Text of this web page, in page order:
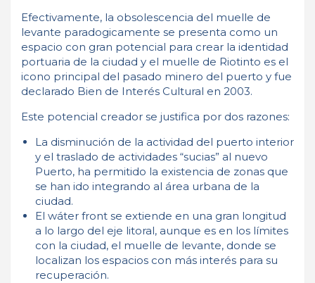
Efectivamente, la obsolescencia del muelle de
levante paradogicamente se presenta como un
espacio con gran potencial para crear la identidad
portuaria de la ciudad y el muelle de Riotinto es el
icono principal del pasado minero del puerto y fue
declarado Bien de Interés Cultural en 2003.
Este potencial creador se justifica por dos razones:
La disminución de la actividad del puerto interior
y el traslado de actividades “sucias” al nuevo
Puerto, ha permitido la existencia de zonas que
se han ido integrando al área urbana de la
ciudad.
El wáter front se extiende en una gran longitud
a lo largo del eje litoral, aunque es en los límites
con la ciudad, el muelle de levante, donde se
localizan los espacios con más interés para su
recuperación.